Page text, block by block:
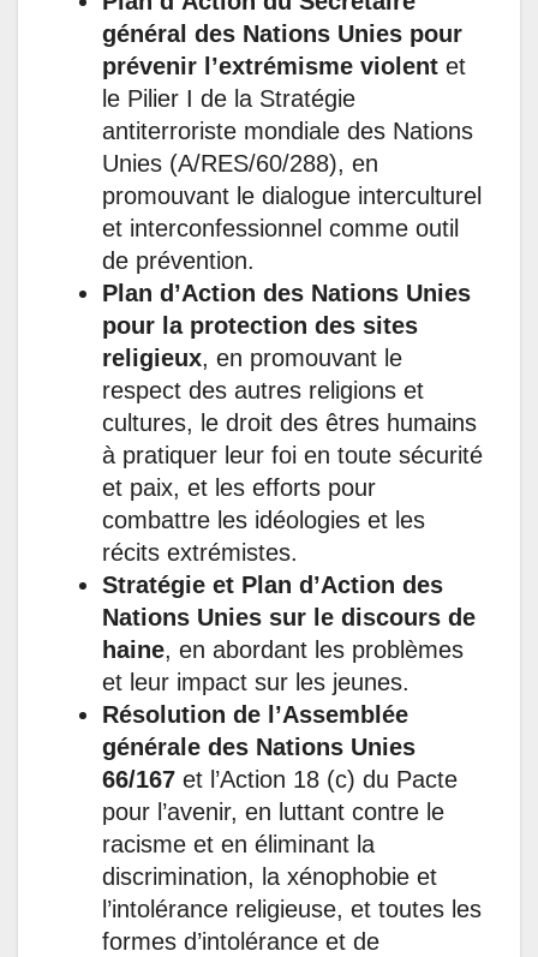
général des Nations Unies pour
prévenir l’extrémisme violent et
le Pilier I de la Stratégie
antiterroriste mondiale des Nations
Unies (A/RES/60/288), en
promouvant le dialogue interculturel
et interconfessionnel comme outil
de prévention.
Plan d’Action des Nations Unies
pour la protection des sites
religieux, en promouvant le
respect des autres religions et
cultures, le droit des êtres humains
à pratiquer leur foi en toute sécurité
et paix, et les efforts pour
combattre les idéologies et les
récits extrémistes.
Stratégie et Plan d’Action des
Nations Unies sur le discours de
haine, en abordant les problèmes
et leur impact sur les jeunes.
Résolution de l’Assemblée
générale des Nations Unies
66/167 et l’Action 18 (c) du Pacte
pour l’avenir, en luttant contre le
racisme et en éliminant la
discrimination, la xénophobie et
l’intolérance religieuse, et toutes les
formes d’intolérance et de